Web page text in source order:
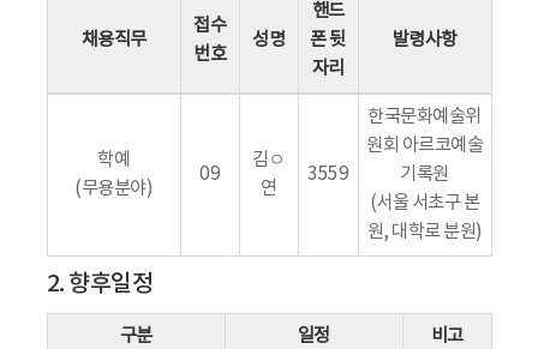
채용직무
접수
번호
성명
핸드
폰 뒷
자리
발령사항
학예
(무용분야)
09
김ㅇ
연
3559
한국문화예술위
원회 아르코예술
기록원
(서울 서초구 본
원, 대학로 분원)
2. 향후일정
구분 일정 비고